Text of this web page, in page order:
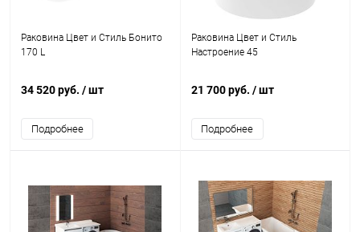
Раковина Цвет и Стиль Бонито
170 L
34 520 руб. / шт
Подробнее
Раковина Цвет и Стиль
Настроение 45
21 700 руб. / шт
Подробнее